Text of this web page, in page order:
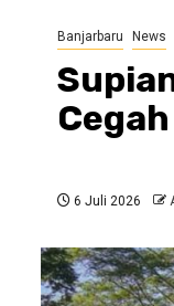
Banjarbaru News
6 Juli 2026